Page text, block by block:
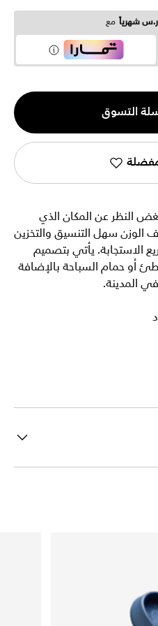
مع
التسوق
النظر عن المكان الذي
الوزن سهل التنسيق والتخزين
الاستجابة. يأتي بتصميم
أو حمام السباحة بالإضافة
المدينة.